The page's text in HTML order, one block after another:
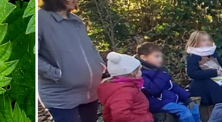
Statuts et règlements
Adhérer
Documents
Plaquette
Bulletin d'adhésion
Matériel
Livres
Recettes
Projets